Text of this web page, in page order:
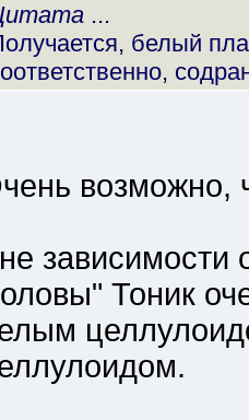
...
белый
возможно,
зависимости
Тоник